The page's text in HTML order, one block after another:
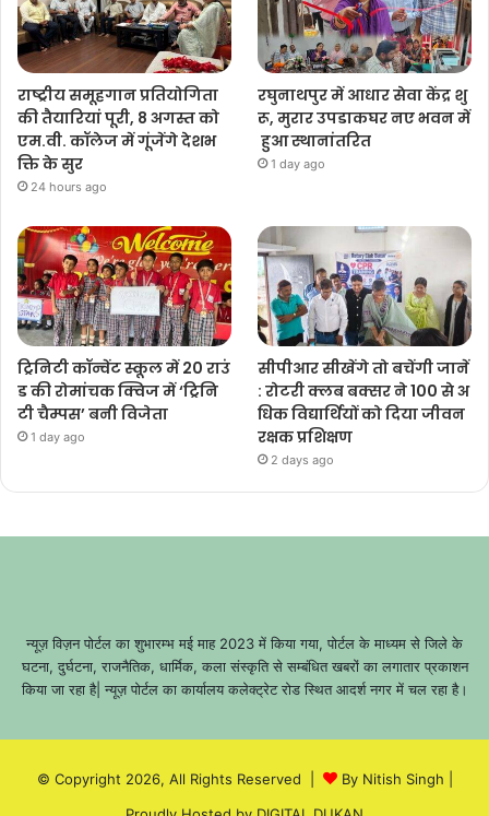
राष्ट्रीय समूहगान प्रतियोगिता
की तैयारियां पूरी, 8 अगस्त को
एम.वी. कॉलेज में गूंजेंगे देशभ
क्ति के सुर
24 hours ago
रघुनाथपुर में आधार सेवा केंद्र शु
रू, मुरार उपडाकघर नए भवन में
हुआ स्थानांतरित
1 day ago
ट्रिनिटी कॉन्वेंट स्कूल में 20 राउं
ड की रोमांचक क्विज में ‘ट्रिनि
टी चैम्पस’ बनी विजेता
1 day ago
सीपीआर सीखेंगे तो बचेंगी जानें
: रोटरी क्लब बक्सर ने 100 से अ
धिक विद्यार्थियों को दिया जीवन
रक्षक प्रशिक्षण
2 days ago
न्यूज़ विज़न पोर्टल का शुभारम्भ मई माह 2023 में किया गया, पोर्टल के माध्यम से जिले के
घटना, दुर्घटना, राजनैतिक, धार्मिक, कला संस्कृति से सम्बंधित खबरों का लगातार प्रकाशन
किया जा रहा है| न्यूज़ पोर्टल का कार्यालय कलेक्ट्रेट रोड स्थित आदर्श नगर में चल रहा है।
© Copyright 2026, All Rights Reserved | By Nitish Singh